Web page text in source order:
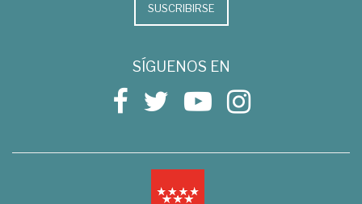
SUSCRIBIRSE
SÍGUENOS EN